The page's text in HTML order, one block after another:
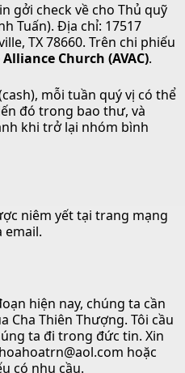
gởi check về cho Thủ quỹ
Tuấn). Địa chỉ: 17517
TX 78660. Trên chi phiếu
Church (AVAC).
mỗi tuần quý vị có thể
đó trong bao thư, và
khi trở lại nhóm bình
niêm yết tại trang mạng
email.
hiện nay, chúng ta cần
Cha Thiên Thượng. Tôi cầu
ta đi trong đức tin. Xin
hoahoatrn@aol.com hoặc
có nhu cầu.